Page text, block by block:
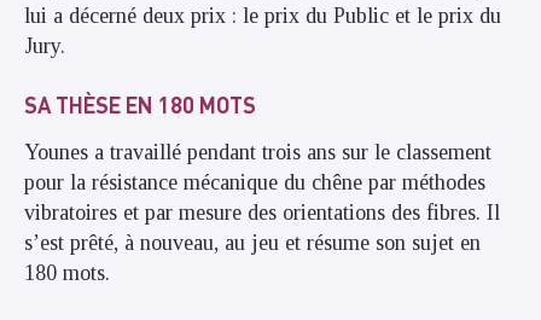
lui a décerné deux prix : le prix du Public et le prix du
Jury.
SA THÈSE EN 180 MOTS
Younes a travaillé pendant trois ans sur le classement
pour la résistance mécanique du chêne par méthodes
vibratoires et par mesure des orientations des fibres. Il
s’est prêté, à nouveau, au jeu et résume son sujet en
180 mots.